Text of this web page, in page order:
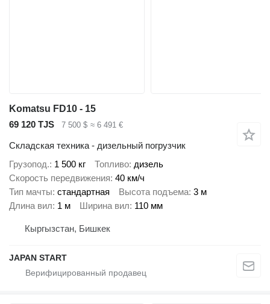
Komatsu FD10 - 15
69 120 TJS
7 500 $ ≈ 6 491 €
Складская техника - дизельный погрузчик
Грузопод. 1 500 кг Топливо дизель
Скорость передвижения 40 км/ч
Тип мачты стандартная Высота подъема 3 м
Длина вил 1 м Ширина вил 110 мм
Кыргызстан, Бишкек
JAPAN START